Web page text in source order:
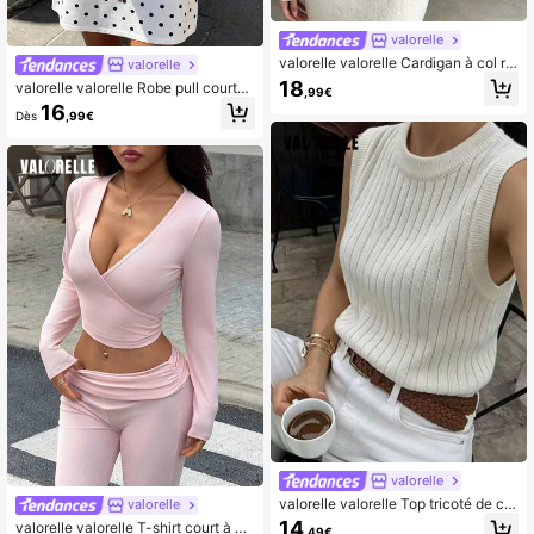
valorelle
valorelle valorelle Robe pull courte
blanche à pois noirs, sans manches,
à simple boutonnage avec boutons
e pour femmes
Dès 16 ,99€
valorelle
valorelle valorelle T-shirt court à m
valorelle
valorelle valorelle Cardigan à col ro
nd, manches longues bouffantes à
poignets, bordure ondulée ajourée s
18 ,99€
valorelle
valorelle valorelle Top tricoté de co
uleur unie décontracté et polyvalen
14